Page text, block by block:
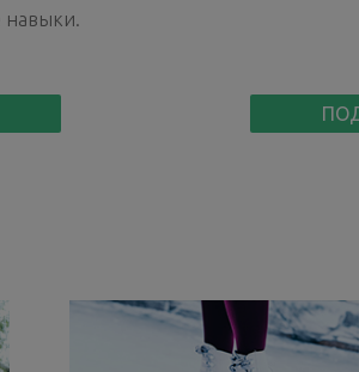
навыки.